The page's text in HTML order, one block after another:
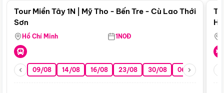
Tour Miền Tây 1N | Mỹ Tho - Bến Tre - Cù Lao Thới
Sơn
Hồ Chí Minh 1N0Đ
09/08 14/08 16/08 23/08 30/08 06/09 13/09